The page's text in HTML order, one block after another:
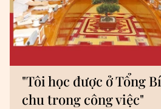
"Tôi học được ở Tổng
chu trong công việc"